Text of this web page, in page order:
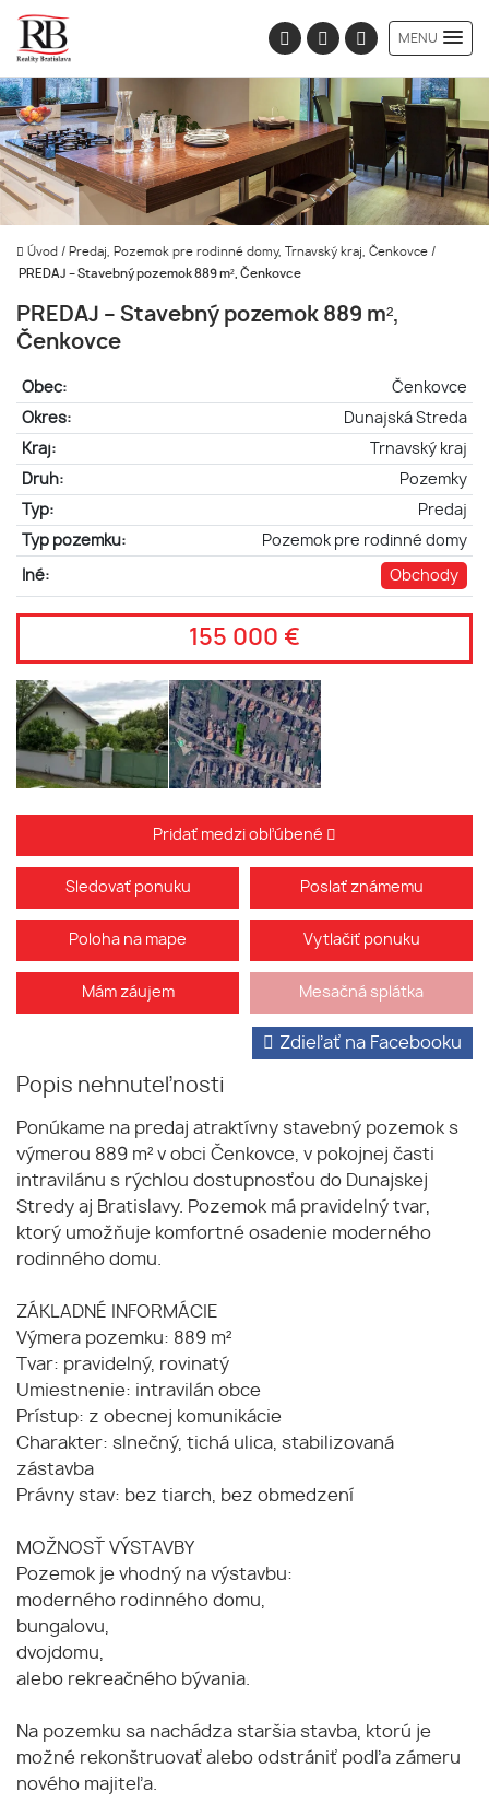
MENU
Úvod / Predaj, Pozemok pre rodinné domy, Trnavský kraj, Čenkovce /
PREDAJ – Stavebný pozemok 889 m², Čenkovce
PREDAJ – Stavebný pozemok 889 m²,
Čenkovce
Obec:
Čenkovce
Okres:
Dunajská Streda
Kraj:
Trnavský kraj
Druh:
Pozemky
Typ:
Predaj
Typ pozemku:
Pozemok pre rodinné domy
Iné: Obchody
155 000 €
Pridať medzi obľúbené
Sledovať ponuku Poslať známemu
Poloha na mape Vytlačiť ponuku
Mám záujem Mesačná splátka
Popis nehnuteľnosti
Zdieľať na Facebooku
Ponúkame na predaj atraktívny stavebný pozemok s
výmerou 889 m² v obci Čenkovce, v pokojnej časti
intravilánu s rýchlou dostupnosťou do Dunajskej
Stredy aj Bratislavy. Pozemok má pravidelný tvar,
ktorý umožňuje komfortné osadenie moderného
rodinného domu.
ZÁKLADNÉ INFORMÁCIE
Výmera pozemku: 889 m²
Tvar: pravidelný, rovinatý
Umiestnenie: intravilán obce
Prístup: z obecnej komunikácie
Charakter: slnečný, tichá ulica, stabilizovaná
zástavba
Právny stav: bez tiarch, bez obmedzení
MOŽNOSŤ VÝSTAVBY
Pozemok je vhodný na výstavbu:
moderného rodinného domu,
bungalovu,
dvojdomu,
alebo rekreačného bývania.
Na pozemku sa nachádza staršia stavba, ktorú je
možné rekonštruovať alebo odstrániť podľa zámeru
nového majiteľa.